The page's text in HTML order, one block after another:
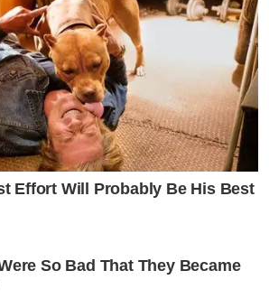
Effort Will Probably Be His Best
So Bad That They Became